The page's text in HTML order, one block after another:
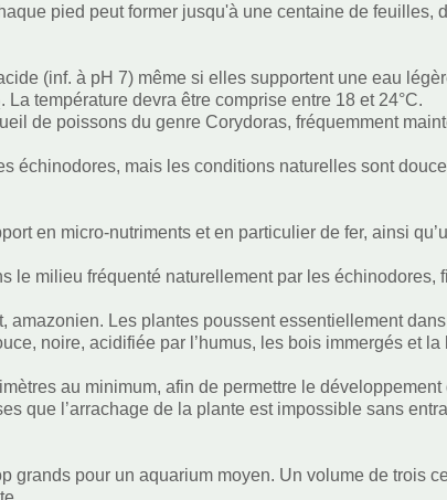
pied peut former jusqu'à une centaine de feuilles,
(inf. à pH 7) même si elles supportent une eau
. La température devra être comprise entre 18 et 24°C.
de poissons du genre Corydoras, fréquemment
échinodores, mais les conditions naturelles sont
en micro-nutriments et en particulier de fer, ainsi
le milieu fréquenté naturellement par les échinodores,
amazonien. Les plantes poussent essentiellement
noire, acidifiée par l’humus, les bois immergés et
au minimum, afin de permettre le
que l’arrachage de la plante est impossible sans
grands pour un aquarium moyen. Un volume de trois